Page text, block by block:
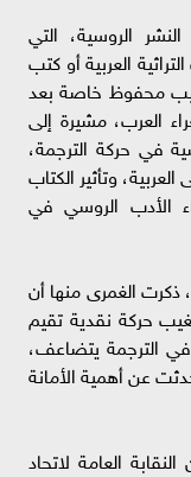
الروسية، التي
العربية أو كتب
محفوظ خاصة بعد
العرب، مشيرة إلى
في حركة الترجمة،
وتأثير الكتاب
الأدب الروسي في
ذكرت الغمرى منها أن
حركة نقدية تقيم
في الترجمة يتضاعف،
عن أهمية الأمانة
العامة لاتحاد